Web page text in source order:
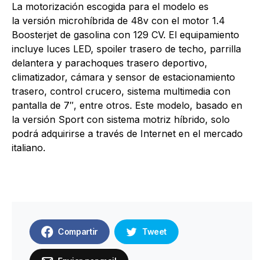
La motorización escogida para el modelo es
la versión microhíbrida de 48v con el motor 1.4
Boosterjet de gasolina con 129 CV. El equipamiento
incluye luces LED, spoiler trasero de techo, parrilla
delantera y parachoques trasero deportivo,
climatizador, cámara y sensor de estacionamiento
trasero, control crucero, sistema multimedia con
pantalla de 7″, entre otros. Este modelo, basado en
la versión Sport con sistema motriz híbrido, solo
podrá adquirirse a través de Internet en el mercado
italiano.
Compartir Tweet